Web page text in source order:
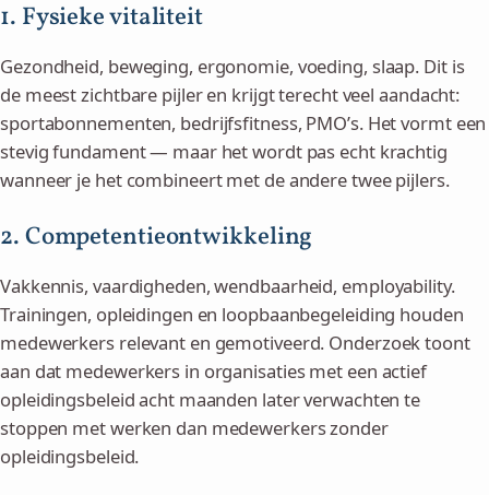
1. Fysieke vitaliteit
Gezondheid, beweging, ergonomie, voeding, slaap. Dit is
de meest zichtbare pijler en krijgt terecht veel aandacht:
sportabonnementen, bedrijfsfitness, PMO’s. Het vormt een
stevig fundament — maar het wordt pas echt krachtig
wanneer je het combineert met de andere twee pijlers.
2. Competentieontwikkeling
Vakkennis, vaardigheden, wendbaarheid, employability.
Trainingen, opleidingen en loopbaanbegeleiding houden
medewerkers relevant en gemotiveerd. Onderzoek toont
aan dat medewerkers in organisaties met een actief
opleidingsbeleid acht maanden later verwachten te
stoppen met werken dan medewerkers zonder
opleidingsbeleid.